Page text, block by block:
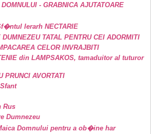
- GRABNICA AJUTATOARE
Ierarh NECTARIE
DUMNEZEU TATAL PENTRU CEI ADORMITI
CELOR INVRAJBITI
din LAMPSAKOS, tamaduitor al tuturor
PRUNCI AVORTATI
Rus
Dumnezeu
Domnului pentru a ob�ine har